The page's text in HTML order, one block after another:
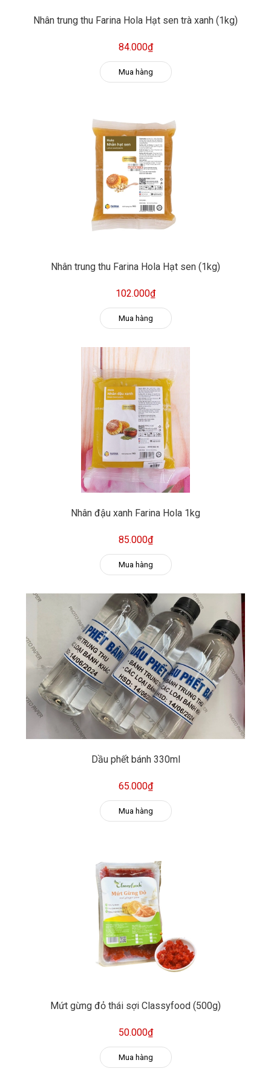
Nhân trung thu Farina Hola Hạt sen trà xanh (1kg)
84.000₫
Mua hàng
Nhân trung thu Farina Hola Hạt sen (1kg)
102.000₫
Mua hàng
Nhân đậu xanh Farina Hola 1kg
85.000₫
Mua hàng
Dầu phết bánh 330ml
65.000₫
Mua hàng
Mứt gừng đỏ thái sợi Classyfood (500g)
50.000₫
Mua hàng